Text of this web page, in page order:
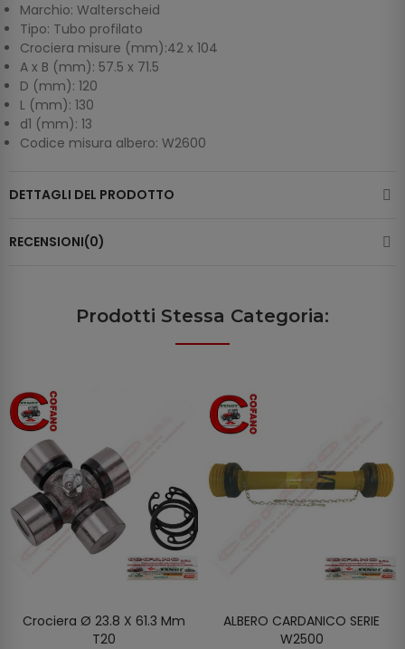
Marchio: Walterscheid
Tipo: Tubo profilato
Crociera misure (mm):42 x 104
A x B (mm): 57.5 x 71.5
D (mm): 120
L (mm): 130
d1 (mm): 13
Codice misura albero: W2600
DETTAGLI DEL PRODOTTO
RECENSIONI(0)
Prodotti Stessa Categoria:
AGGIUNGI AL CARRELLO
Crociera Ø 23.8 X 61.3 Mm
T20
AGGIUNGI AL CARRELLO
ALBERO CARDANICO SERIE
W2500